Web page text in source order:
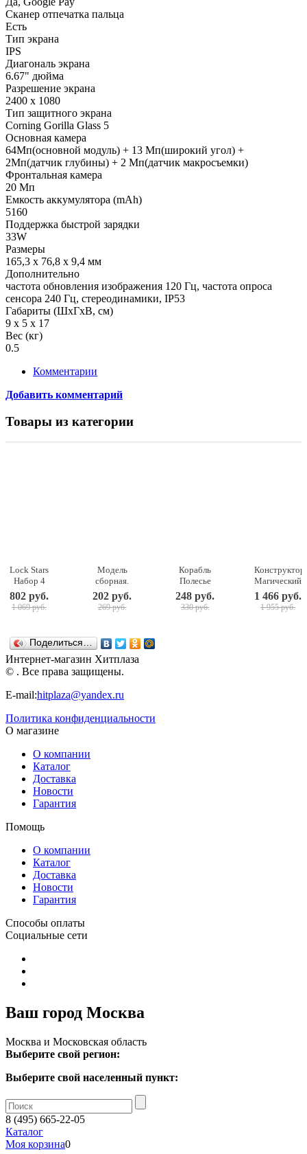
Сканер отпечатка пальца
Есть
Тип экрана
IPS
Диагональ экрана
6.67" дюйма
Разрешение экрана
2400 x 1080
Тип защитного экрана
Corning Gorilla Glass 5
Основная камера
64Мп(основной модуль) + 13 Мп(широкий угол) +
2Мп(датчик глубины) + 2 Мп(датчик макросъемки)
Фронтальная камера
20 Мп
Емкость аккумулятора (mAh)
5160
Поддержка быстрой зарядки
33W
Размеры
165,3 x 76,8 x 9,4 мм
Дополнительно
частота обновления изображения 120 Гц, частота опроса
сенсора 240 Гц, стереодинамики, IP53
Габариты (ШxГxВ, см)
9 x 5 x 17
Вес (кг)
0.5
Комментарии
Добавить комментарий
Товары из категории
Lock Stars
Набор 4
Замочка с
секретом
Hasbro
802 руб.
1 069 руб.
Модель
сборная.
Советская
зенитная
САУ Шилка
(7419)
202 руб.
269 руб.
Корабль
Полесье
Трансатлантик
(56382) 46
см
248 руб.
330 руб.
Конструктор
Магический
магнит, 78
деталей PT-
00845
1 466 руб.
1 955 руб.
Поделиться…
Интернет-магазин Хитплаза
© . Все права защищены.
E-mail:hitplaza@yandex.ru
Политика конфиденциальности
О магазине
О компании
Каталог
Доставка
Новости
Гарантия
Помощь
О компании
Каталог
Доставка
Новости
Гарантия
Способы оплаты
Социальные сети
Ваш город Москва
Москва и Московская область
Выберите свой регион:
Выберите свой населенный пункт:
8 (495) 665-22-05
Каталог
Моя корзина0